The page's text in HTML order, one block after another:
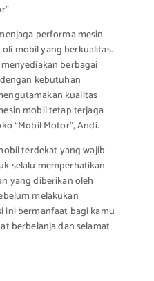
performa mesin
mobil yang berkualitas.
berbagai
kebutuhan
kualitas
mobil tetap terjaga
“Mobil Motor”, Andi.
terdekat yang wajib
selalu memperhatikan
yang diberikan oleh
melakukan
ini bermanfaat bagi kamu
berbelanja dan selamat